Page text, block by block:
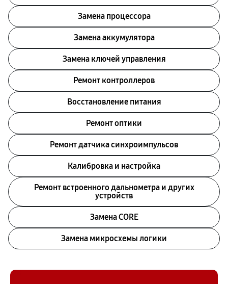
Замена процессора
Замена аккумулятора
Замена ключей управления
Ремонт контроллеров
Восстановление питания
Ремонт оптики
Ремонт датчика синхроимпульсов
Калибровка и настройка
Ремонт встроенного дальнометра и других
устройств
Замена CORE
Замена микросхемы логики